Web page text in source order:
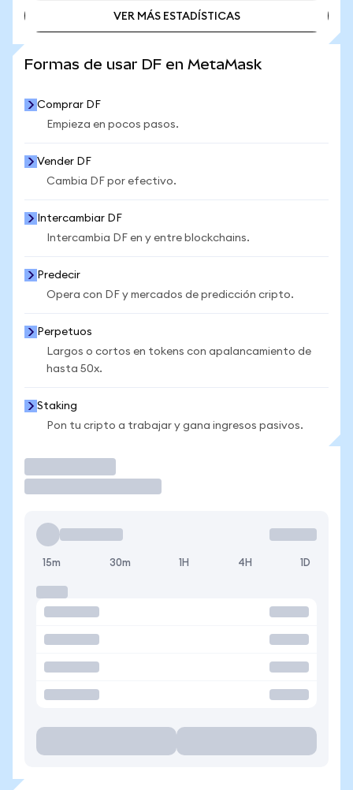
VER MÁS ESTADÍSTICAS
Formas de usar DF en MetaMask
Comprar DF
Empieza en pocos pasos.
Vender DF
Cambia DF por efectivo.
Intercambiar DF
Intercambia DF en y entre blockchains.
Predecir
Opera con DF y mercados de predicción cripto.
Perpetuos
Largos o cortos en tokens con apalancamiento de
hasta 50x.
Staking
Pon tu cripto a trabajar y gana ingresos pasivos.
15m 30m 1H 4H 1D